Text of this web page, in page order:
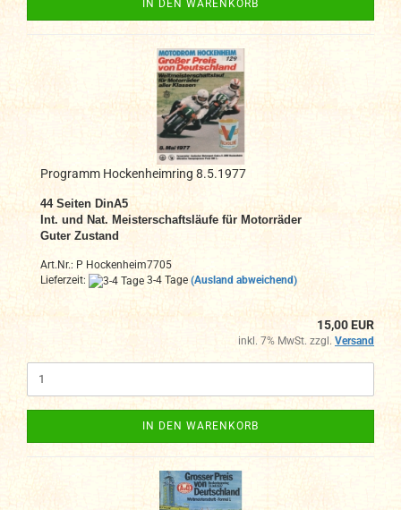
IN DEN WARENKORB
Programm Hockenheimring 8.5.1977
44 Seiten DinA5
Int. und Nat. Meisterschaftsläufe für Motorräder
Guter Zustand
Art.Nr.: P Hockenheim7705
Lieferzeit:
3-4 Tage (Ausland abweichend)
15,00 EUR
inkl. 7% MwSt. zzgl. Versand
IN DEN WARENKORB